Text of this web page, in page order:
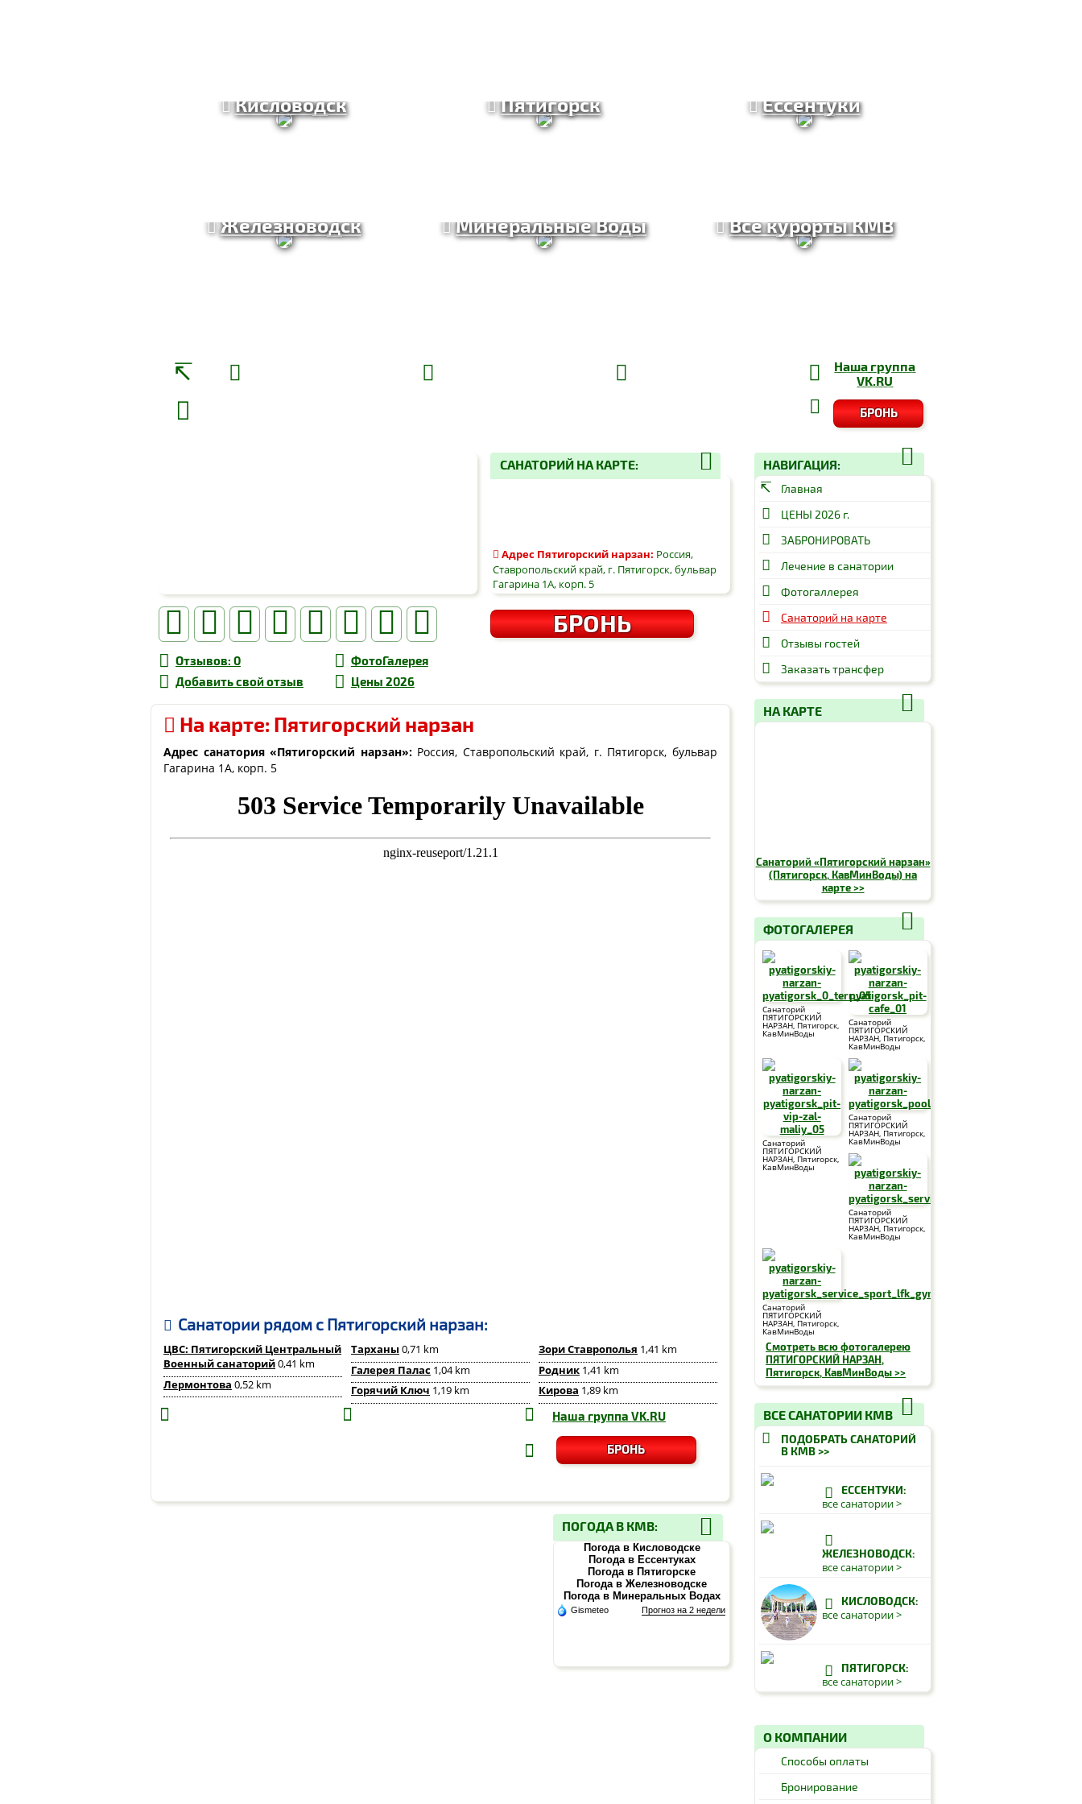
Кисловодск Пятигорск Ессентуки
Железноводск Минеральные Воды Все курорты КМВ
Наша группа
VK.RU
БРОНЬ
НАВИГАЦИЯ:
Главная
ЦЕНЫ 2026 г.
ЗАБРОНИРОВАТЬ
Лечение в санатории
Фотогаллерея
Санаторий на карте
Отзывы гостей
Заказать трансфер
НА КАРТЕ
Санаторий «Пятигорский нарзан»
(Пятигорск, КавМинВоды) на
карте >>
ФОТОГАЛЕРЕЯ
Санаторий
ПЯТИГОРСКИЙ
НАРЗАН, Пятигорск,
КавМинВоды
Санаторий
ПЯТИГОРСКИЙ
НАРЗАН, Пятигорск,
КавМинВоды
Санаторий
ПЯТИГОРСКИЙ
НАРЗАН, Пятигорск,
КавМинВоды
Санаторий
ПЯТИГОРСКИЙ
НАРЗАН, Пятигорск,
КавМинВоды
Санаторий
ПЯТИГОРСКИЙ
НАРЗАН, Пятигорск,
КавМинВоды
Санаторий
ПЯТИГОРСКИЙ
НАРЗАН, Пятигорск,
КавМинВоды
Смотреть всю фотогалерею
ПЯТИГОРСКИЙ НАРЗАН,
Пятигорск, КавМинВоды >>
ВСЕ САНАТОРИИ КМВ
ПОДОБРАТЬ САНАТОРИЙ
В КМВ >>
ЕССЕНТУКИ:
все санатории >
ЖЕЛЕЗНОВОДСК:
все санатории >
КИСЛОВОДСК:
все санатории >
ПЯТИГОРСК:
все санатории >
О КОМПАНИИ
Способы оплаты
Бронирование
Отзывов: 0
Добавить свойотзыв
ФотоГалерея
Цены 2026
САНАТОРИЙ НА КАРТЕ:
Адрес Пятигорский нарзан: Россия,
Ставропольский край, г. Пятигорск, бульвар
Гагарина 1А, корп. 5
БРОНЬ
На карте: Пятигорский нарзан
Адрес санатория «Пятигорский нарзан»: Россия, Ставропольский край, г. Пятигорск, бульвар
Гагарина 1А, корп. 5
Санатории рядом c Пятигорский нарзан:
ЦВС: Пятигорский Центральный
Военный санаторий0,41 km
Лермонтова 0,52 km
Тарханы 0,71 km
Галерея Палас 1,04 km
Горячий Ключ 1,19 km
Зори Ставрополья 1,41 km
Родник 1,41 km
Кирова 1,89 km
Наша группаVK.RU
БРОНЬ
ПОГОДА В КМВ:
Погода в Кисловодске
Погода в Ессентуках
Погода в Пятигорске
Погода в Железноводске
Погода в Минеральных Водах
Gismeteo Прогноз на 2 недели